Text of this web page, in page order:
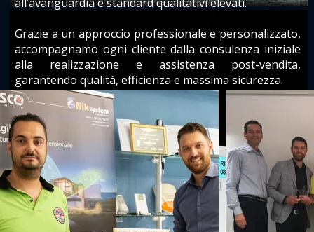
Grazie a un approccio professionale e personalizzato,
accompagnamo ogni cliente dalla consulenza iniziale
alla realizzazione e assistenza post-vendita,
garantendo qualità, efficienza e massima sicurezza.